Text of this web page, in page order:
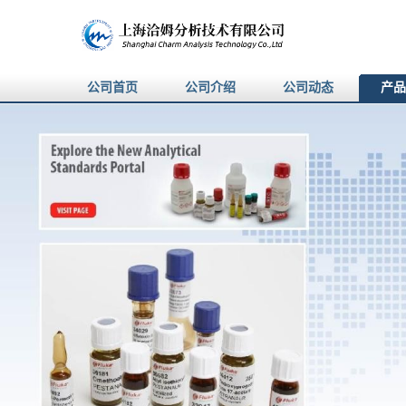
公司首页 公司介绍 公司动态 产